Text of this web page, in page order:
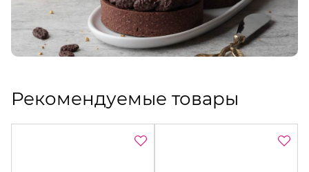
Рекомендуемые товары